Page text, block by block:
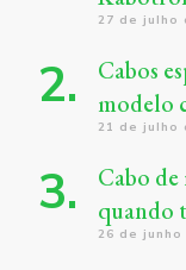
27 de julho
Cabos
modelo
21 de julho
Cabo
quando
26 de junho